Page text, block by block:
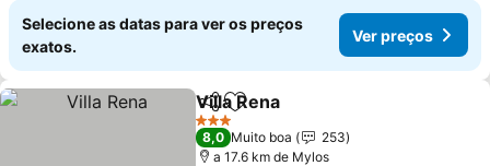
Selecione as datas para ver os preços
exatos.
Ver preços
PartilharAdicionar aos favoritos
Villa Rena
3 Estrelas
8,0 Muito boa
253
a 17.6 km de Mylos